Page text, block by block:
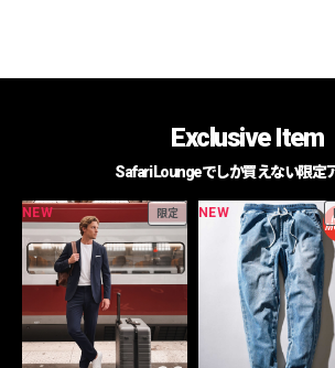
Exclusive Item
Safari Loungeでしか買えない限定
NEW 限定 NEW